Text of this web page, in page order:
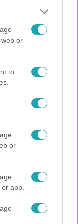
or
to
or
app.